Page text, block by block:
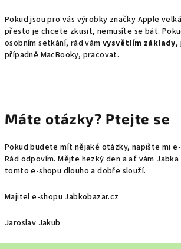
Pokud jsou pro vás výrobky značky Apple
přesto je chcete zkusit, nemusíte se bát.
osobním setkání, rád vám vysvětlím základy,
případně MacBooky, pracovat.
Máte otázky? Ptejte se
Pokud budete mít nějaké otázky, napište mi
Rád odpovím. Mějte hezký den a ať vám
tomto e-shopu dlouho a dobře slouží.
Majitel e-shopu Jabkobazar.cz
Jaroslav Jakub